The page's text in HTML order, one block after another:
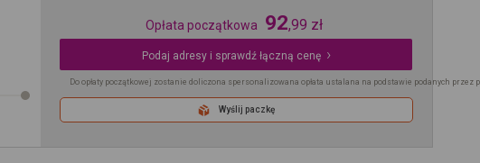
Opłata początkowa 92,99 zł
Podaj adresy i sprawdź łączną cenę
Do opłaty początkowej zostanie doliczona spersonalizowana opłata ustalana na podstawie podanych przez
Wyślij paczkę